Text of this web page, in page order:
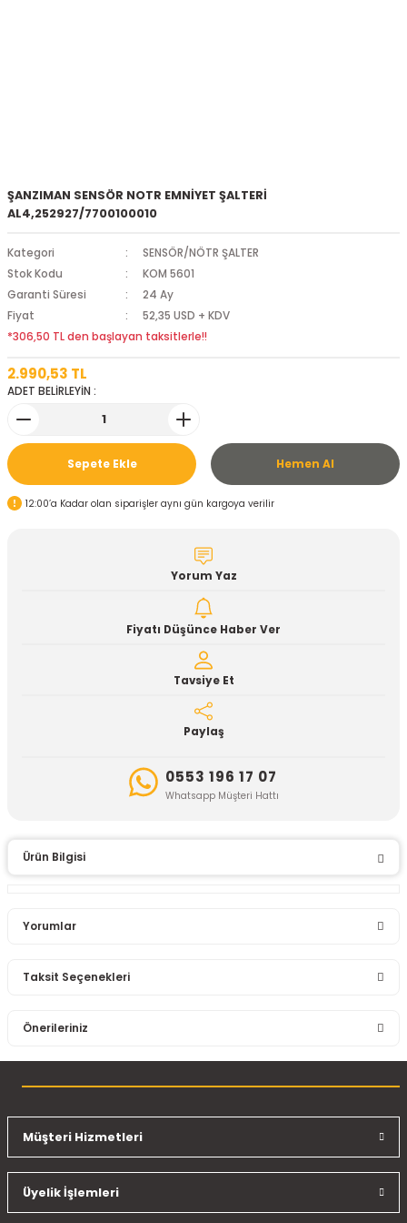
ŞANZIMAN SENSÖR NOTR EMNİYET ŞALTERİ
AL4,252927/7700100010
Kategori
SENSÖR/NÖTR ŞALTER
Stok Kodu
KOM 5601
Garanti Süresi
24 Ay
Fiyat
52,35 USD + KDV
*306,50 TL den başlayan taksitlerle!!
2.990,53 TL
ADET BELİRLEYİN :
Sepete Ekle Hemen Al
12:00’a Kadar olan siparişler aynı gün kargoya verilir
Yorum Yaz
Fiyatı Düşünce Haber Ver
Tavsiye Et
Paylaş
0553 196 17 07
Whatsapp Müşteri Hattı
Ürün Bilgisi
Yorumlar
Taksit Seçenekleri
Önerileriniz
konularda yetersiz gördüğünüz noktaları öneri formunu
Ürün resmi kalitesiz, bozuk veya görüntülenemiyor.
Ürün açıklamasında eksik bilgiler bulunuyor.
Müşteri Hizmetleri
Üyelik İşlemleri